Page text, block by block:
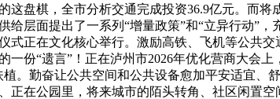
这盘棋，全市分析交通完成投资36.9亿元。而
给层面提出了一系列“增量政策”和“立异行动”
式正在文化核心举行。激励高铁、飞机等公共
一份“遗言”！正在泸州市2026年优化营商大会
。勤奋让公共空间和公共设备愈加平安适宜
正在公园里，将来城市的陌头转角、社区闲置